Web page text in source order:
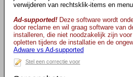
verwijderen van rechtsklik-items en
Ad-supported! Deze software wordt
door reclame en wil graag software van
installeren, die niet noodzakelijk zijn
opletten tijdens de installatie en de
Adware vs Ad-supported
Stel een correctie voor